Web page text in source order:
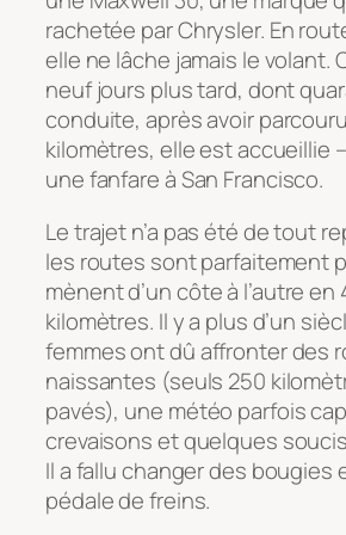
rachetée par Chrysler. En
elle ne lâche jamais le volant.
neuf jours plus tard, dont
conduite, après avoir
kilomètres, elle est accueillie
une fanfare à San Francisco.
Le trajet n’a pas été de tout
les routes sont parfaitement
mènent d’un côte à l’autre en
kilomètres. Il y a plus d’un
femmes ont dû affronter des
naissantes (seuls 250
pavés), une météo parfois
crevaisons et quelques
Il a fallu changer des bougies
pédale de freins.